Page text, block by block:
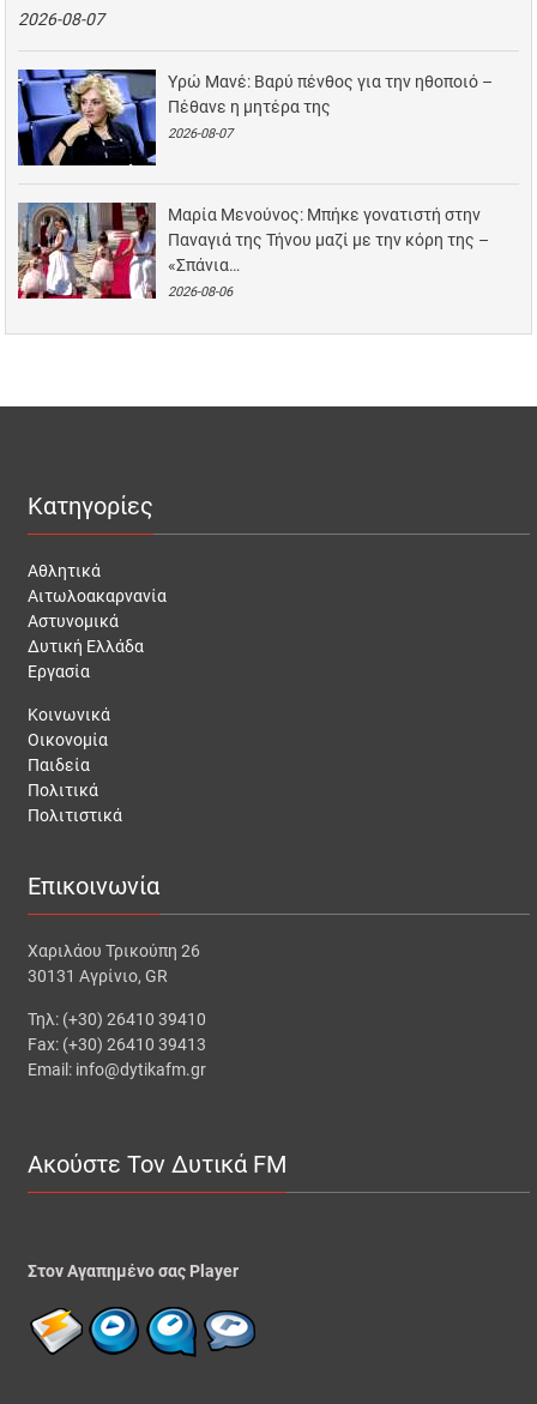
2026-08-07
Υρώ Μανέ: Βαρύ πένθος για την ηθοποιό –
Πέθανε η μητέρα της
2026-08-07
Μαρία Μενούνος: Μπήκε γονατιστή στην
Παναγιά της Τήνου μαζί με την κόρη της –
«Σπάνια…
2026-08-06
Κατηγορίες
Αθλητικά
Αιτωλοακαρνανία
Αστυνομικά
Δυτική Ελλάδα
Εργασία
Κοινωνικά
Οικονομία
Παιδεία
Πολιτικά
Πολιτιστικά
Επικοινωνία
Χαριλάου Τρικούπη 26
30131 Αγρίνιο, GR
Τηλ: (+30) 26410 39410
Fax: (+30) 26410 39413
Email: info@dytikafm.gr
Ακούστε Τον Δυτικά FM
Στον Αγαπημένο σας Player